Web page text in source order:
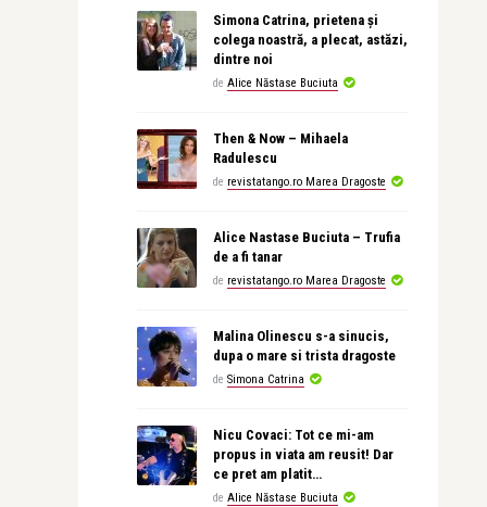
Simona Catrina, prietena și
colega noastră, a plecat, astăzi,
dintre noi
de Alice Năstase Buciuta
Then & Now – Mihaela
Radulescu
de revistatango.ro Marea Dragoste
Alice Nastase Buciuta – Trufia
de a fi tanar
de revistatango.ro Marea Dragoste
Malina Olinescu s-a sinucis,
dupa o mare si trista dragoste
de Simona Catrina
Nicu Covaci: Tot ce mi-am
propus in viata am reusit! Dar
ce pret am platit…
de Alice Năstase Buciuta